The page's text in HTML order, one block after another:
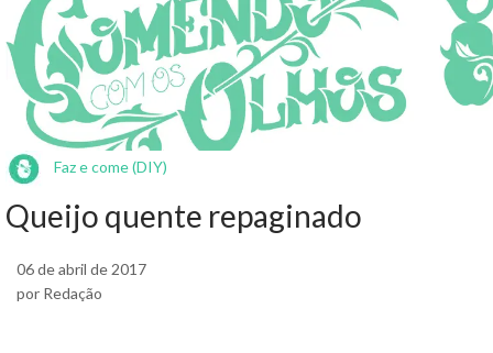
Faz e come (DIY)
Queijo quente repaginado
06 de abril de 2017
por Redação